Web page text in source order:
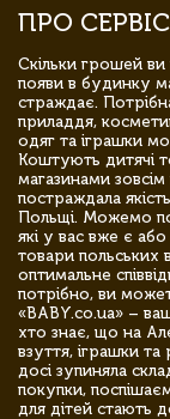
ПРО
Скільки грошей ви
появи в будинку
страждає.
приладдя,
одяг та іграшки
Коштують дитячі
магазинами
постраждала
Польщі. Можемо
які у вас вже є
товари польських
оптимальне
потрібно, ви
«BABY.co.ua» –
хто знає, що на
взуття, іграшки та
досі зупиняла
покупки,
для дітей стають